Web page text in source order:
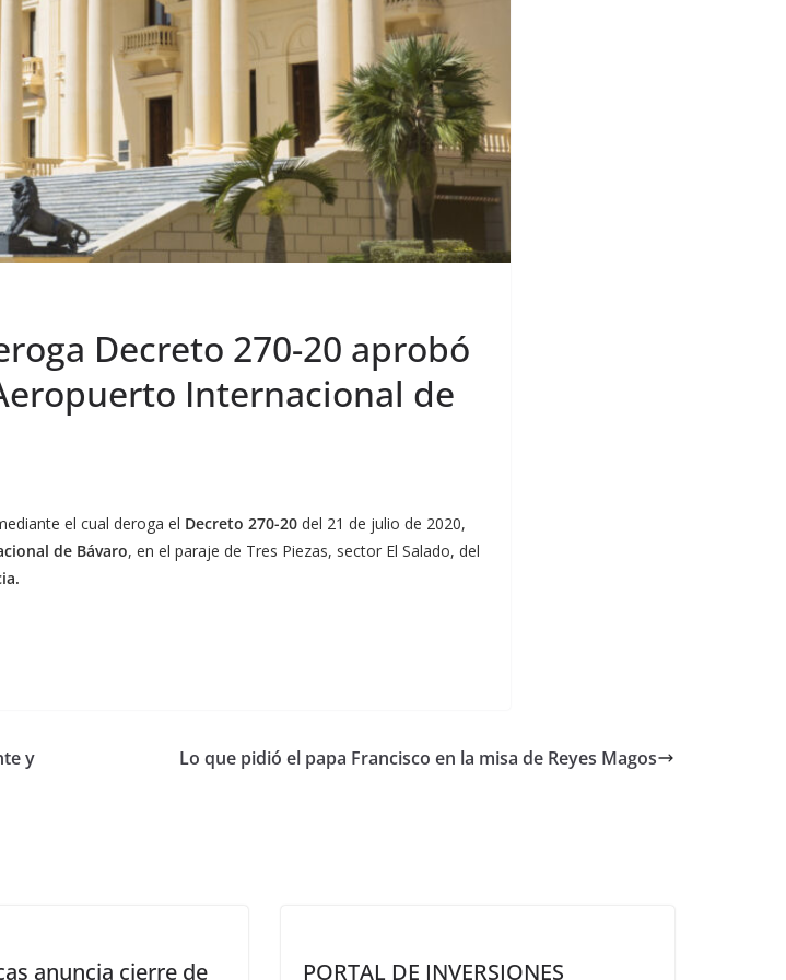
Decreto 270-20 aprobó
Internacional de
el cual deroga el Decreto 270-20 del 21 de julio de 2020,
de Bávaro, en el paraje de Tres Piezas, sector El Salado, del
y
Lo que pidió el papa Francisco en la misa de Reyes Magos
anuncia cierre de PORTAL DE INVERSIONES